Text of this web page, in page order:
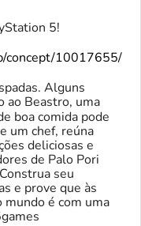
5!
concept/10017655/
Alguns
ao Beastro, uma
boa comida pode
um chef, reúna
deliciosas e
de Palo Pori
seu
e prove que às
mundo é com uma